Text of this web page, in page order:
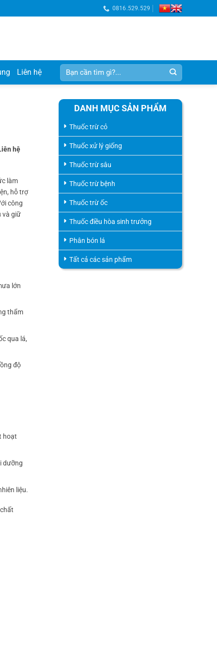
0816.529.529
Liên hệ
Tìm
kiếm:
hệ
làm
hỗ trợ
công
và giữ
lớn
thẩm
qua lá,
độ
hoạt
dưỡng
liệu.
DANH MỤC SẢN PHẨM
Thuốc trừ cỏ
Thuốc xử lý giống
Thuốc trừ sâu
Thuốc trừ bệnh
Thuốc trừ ốc
Thuốc điều hòa sinh trưởng
Phân bón lá
Tất cả các sản phẩm